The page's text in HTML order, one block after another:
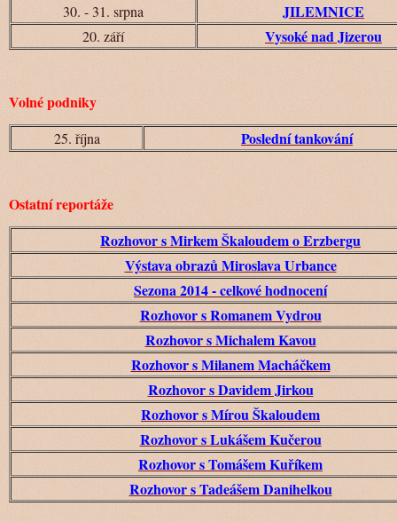
30. - 31. srpna JILEMNICE
20. září Vysoké nad Jizerou
Volné podniky
25. října Poslední tankování
Ostatní reportáže
Rozhovor s Mirkem Škaloudem o Erzbergu
Výstava obrazů Miroslava Urbance
Sezona 2014 - celkové hodnocení
Rozhovor s Romanem Vydrou
Rozhovor s Michalem Kavou
Rozhovor s Milanem Macháčkem
Rozhovor s Davidem Jirkou
Rozhovor s Mírou Škaloudem
Rozhovor s Lukášem Kučerou
Rozhovor s Tomášem Kuříkem
Rozhovor s Tadeášem Danihelkou